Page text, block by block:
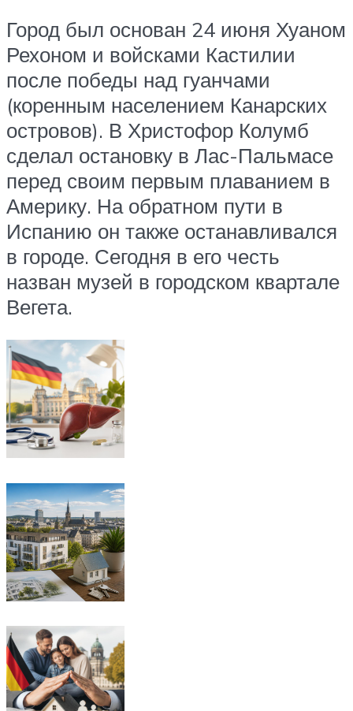
Город был основан 24 июня Хуаном
Рехоном и войсками Кастилии
после победы над гуанчами
(коренным населением Канарских
островов). В Христофор Колумб
сделал остановку в Лас-Пальмасе
перед своим первым плаванием в
Америку. На обратном пути в
Испанию он также останавливался
в городе. Сегодня в его честь
назван музей в городском квартале
Вегета.